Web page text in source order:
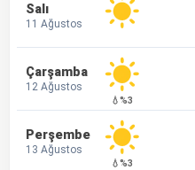
Salı
11 Ağustos
Çarşamba
12 Ağustos
💧%3
Perşembe
13 Ağustos
💧%3